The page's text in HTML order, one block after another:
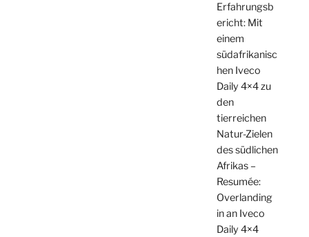
Erfahrungsb
ericht: Mit
einem
südafrikanisc
hen Iveco
Daily 4×4 zu
den
tierreichen
Natur-Zielen
des südlichen
Afrikas –
Resumée:
Overlanding
in an Iveco
Daily 4×4